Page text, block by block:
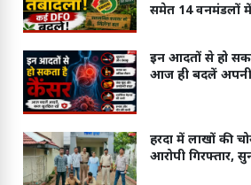
समेत 14 वनमंडलों
इन आदतों से हो
आज ही बदलें अपनी
हरदा में लाखों की
आरोपी गिरफ्तार,